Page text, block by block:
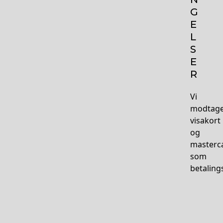
G
E
L
S
E
R
Vi
visakort
og
som